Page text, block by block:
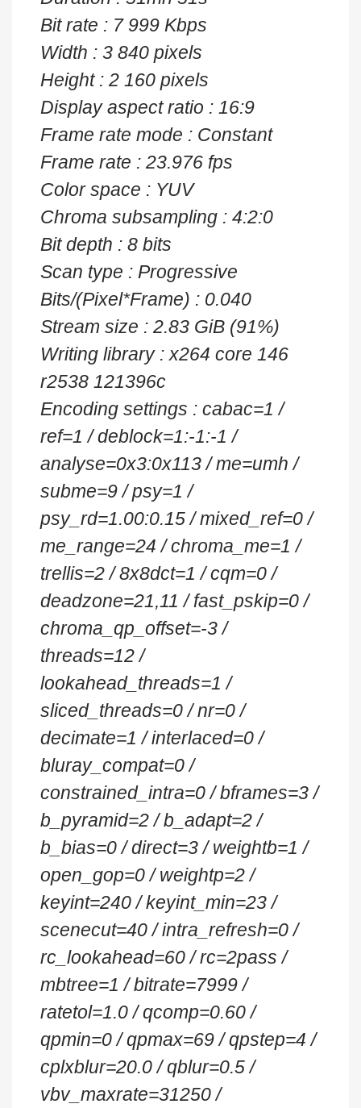
Bit rate : 7 999 Kbps
Width : 3 840 pixels
Height : 2 160 pixels
Display aspect ratio : 16:9
Frame rate mode : Constant
Frame rate : 23.976 fps
Color space : YUV
Chroma subsampling : 4:2:0
Bit depth : 8 bits
Scan type : Progressive
Bits/(Pixel*Frame) : 0.040
Stream size : 2.83 GiB (91%)
Writing library : x264 core 146
r2538 121396c
Encoding settings : cabac=1 /
ref=1 / deblock=1:-1:-1 /
analyse=0x3:0x113 / me=umh /
subme=9 / psy=1 /
psy_rd=1.00:0.15 / mixed_ref=0 /
me_range=24 / chroma_me=1 /
trellis=2 / 8x8dct=1 / cqm=0 /
deadzone=21,11 / fast_pskip=0 /
chroma_qp_offset=-3 /
threads=12 /
lookahead_threads=1 /
sliced_threads=0 / nr=0 /
decimate=1 / interlaced=0 /
bluray_compat=0 /
constrained_intra=0 / bframes=3 /
b_pyramid=2 / b_adapt=2 /
b_bias=0 / direct=3 / weightb=1 /
open_gop=0 / weightp=2 /
keyint=240 / keyint_min=23 /
scenecut=40 / intra_refresh=0 /
rc_lookahead=60 / rc=2pass /
mbtree=1 / bitrate=7999 /
ratetol=1.0 / qcomp=0.60 /
qpmin=0 / qpmax=69 / qpstep=4 /
cplxblur=20.0 / qblur=0.5 /
vbv_maxrate=31250 /